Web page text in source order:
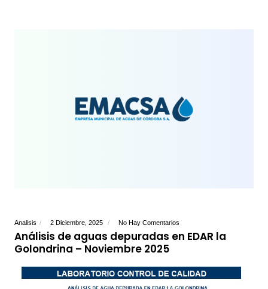
Analisis 2 Diciembre, 2025 No Hay Comentarios
Análisis de aguas depuradas en EDAR la
Golondrina – Noviembre 2025